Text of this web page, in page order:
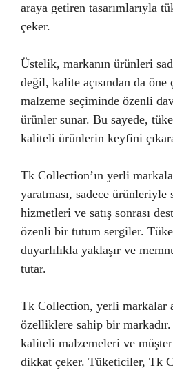
araya getiren tasarımlarıyla
çeker.
Üstelik, markanın ürünleri
değil, kalite açısından da
malzeme seçiminde özenli
ürünler sunar. Bu sayede,
kaliteli ürünlerin keyfini
Tk Collection’ın yerli
yaratması, sadece ürünleriyle
hizmetleri ve satış sonrası
özenli bir tutum sergiler.
duyarlılıkla yaklaşır ve
tutar.
Tk Collection, yerli markalar
özelliklere sahip bir markadır.
kaliteli malzemeleri ve
dikkat çeker. Tüketiciler, Tk